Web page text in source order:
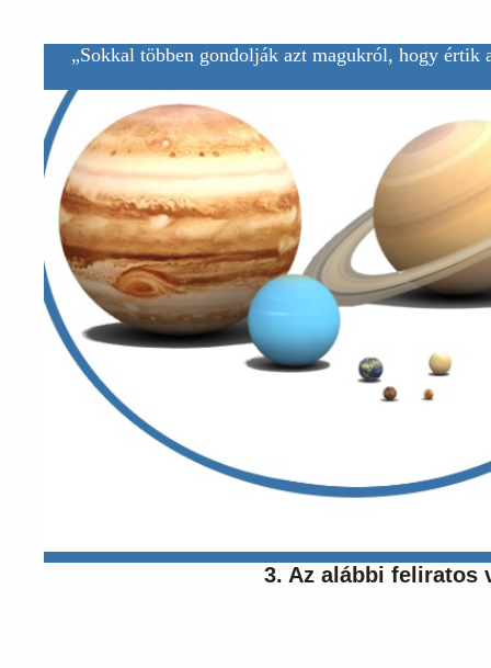
„Sokkal többen gondolják azt magukról, hogy
3. Az alábbi feliratos